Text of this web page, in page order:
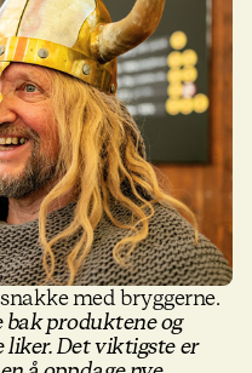
med bryggerne.
bak produktene og
liker. Det viktigste er